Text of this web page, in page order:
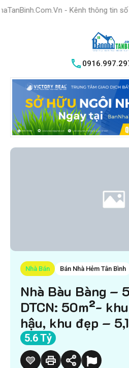
- Kênh thông tin số #1 Bất
Nhà Bán Bán Nhà Hẻm Tân Bình
Nhà Bàu Bàng –
DTCN: 50m²-
hậu, khu đẹp –
5.6 Tỷ
HỆ THỐNG TRUNG TÂM GIAO DỊCH BĐS TỐT
TÂN BÌNHVICTORY REAL